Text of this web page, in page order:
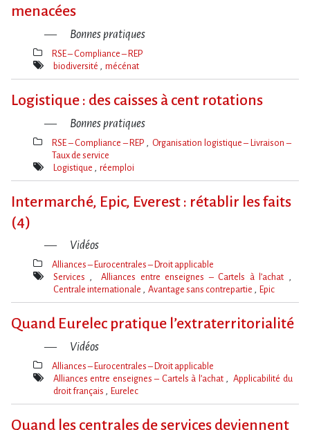
menacées
Bonnes pratiques
Thèmes(s)
RSE – Compliance – REP
Mot(s)-
biodiversité mécénat
Logistique : des caisses à cent rotations
Bonnes pratiques
Thèmes(s)
RSE – Compliance – REP
Organisation logistique – Livraison –
Taux de service
Mot(s)-
Logistique réemploi
Intermarché, Epic, Everest : rétablir les faits
(4)
Vidéos
Thèmes(s)
Alliances – Eurocentrales – Droit applicable
Mot(s)-
Services
Alliances entre enseignes – Cartels à l’achat
Centrale internationale
Avantage sans contrepartie Epic
Quand Eurelec pratique l’extraterritorialité
Vidéos
Thèmes(s)
Alliances – Eurocentrales – Droit applicable
Mot(s)-
Alliances entre enseignes – Cartels à l’achat
Applicabilité du
droit français
Eurelec
Quand les centrales de services deviennent